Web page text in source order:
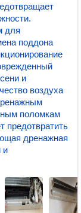
для
поддона
и
воздуха
поломкам
предотвратить
дренажная
и